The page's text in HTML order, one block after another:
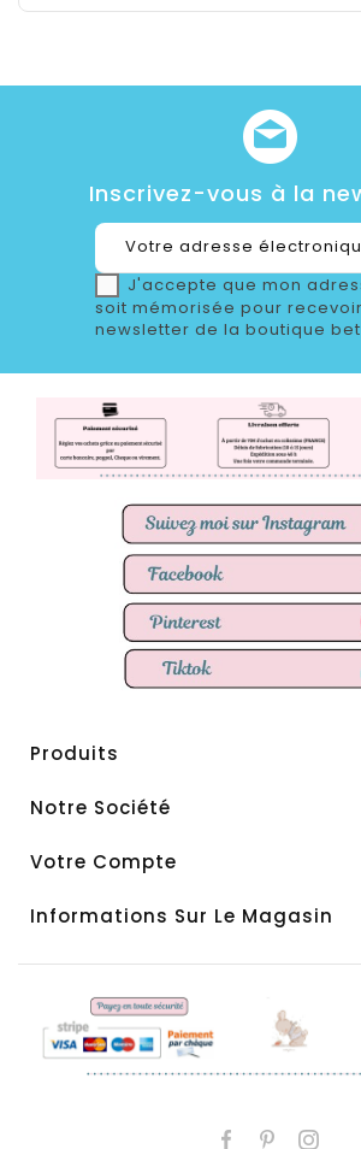
Inscrivez-vous à la
J'accepte que mon
soit mémorisée pour
newsletter de la boutique
Produits
Notre Société
Votre Compte
Informations Sur Le Magasin